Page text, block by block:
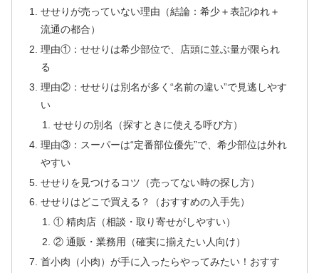
せせりが売っていない理由（結論：希少＋表記ゆれ＋
流通の都合）
理由①：せせりは希少部位で、店頭に並ぶ量が限られ
る
理由②：せせりは別名が多く“名前の違い”で見逃しやす
い
せせりの別名（探すときに使える呼び方）
理由③：スーパーは“定番部位優先”で、希少部位は外れ
やすい
せせりを見つけるコツ（売ってない時の探し方）
せせりはどこで買える？（おすすめの入手先）
① 精肉店（相談・取り寄せがしやすい）
② 通販・業務用（確実に揃えたい人向け）
首小肉（小肉）が手に入ったらやってみたい！おすす